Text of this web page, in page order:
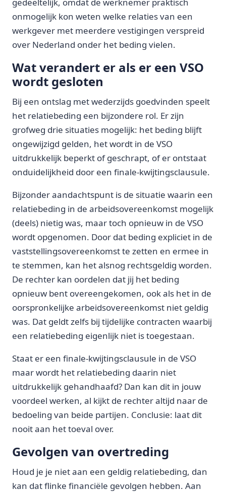
onmogelijk kon weten welke relaties van een
werkgever met meerdere vestigingen verspreid
over Nederland onder het beding vielen.
Wat verandert er als er een VSO
wordt gesloten
Bij een ontslag met wederzijds goedvinden speelt
het relatiebeding een bijzondere rol. Er zijn
grofweg drie situaties mogelijk: het beding blijft
ongewijzigd gelden, het wordt in de VSO
uitdrukkelijk beperkt of geschrapt, of er ontstaat
onduidelijkheid door een finale-kwijtingsclausule.
Bijzonder aandachtspunt is de situatie waarin een
relatiebeding in de arbeidsovereenkomst mogelijk
(deels) nietig was, maar toch opnieuw in de VSO
wordt opgenomen. Door dat beding expliciet in de
vaststellingsovereenkomst te zetten en ermee in
te stemmen, kan het alsnog rechtsgeldig worden.
De rechter kan oordelen dat jij het beding
opnieuw bent overeengekomen, ook als het in de
oorspronkelijke arbeidsovereenkomst niet geldig
was. Dat geldt zelfs bij tijdelijke contracten waarbij
een relatiebeding eigenlijk niet is toegestaan.
Staat er een finale-kwijtingsclausule in de VSO
maar wordt het relatiebeding daarin niet
uitdrukkelijk gehandhaafd? Dan kan dit in jouw
voordeel werken, al kijkt de rechter altijd naar de
bedoeling van beide partijen. Conclusie: laat dit
nooit aan het toeval over.
Gevolgen van overtreding
Houd je je niet aan een geldig relatiebeding, dan
kan dat flinke financiële gevolgen hebben. Aan